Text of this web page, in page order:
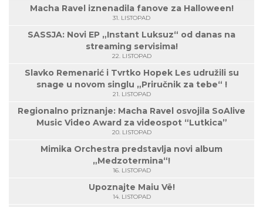
Macha Ravel iznenadila fanove za Halloween!
31. LISTOPAD
SASSJA: Novi EP „Instant Luksuz“ od danas na
streaming servisima!
22. LISTOPAD
Slavko Remenarić i Tvrtko Hopek Les udružili su
snage u novom singlu „Priručnik za tebe“ !
21. LISTOPAD
Regionalno priznanje: Macha Ravel osvojila SoAlive
Music Video Award za videospot “Lutkica”
20. LISTOPAD
Mimika Orchestra predstavlja novi album
„Medzotermina“!
16. LISTOPAD
Upoznajte Maiu Vë!
14. LISTOPAD